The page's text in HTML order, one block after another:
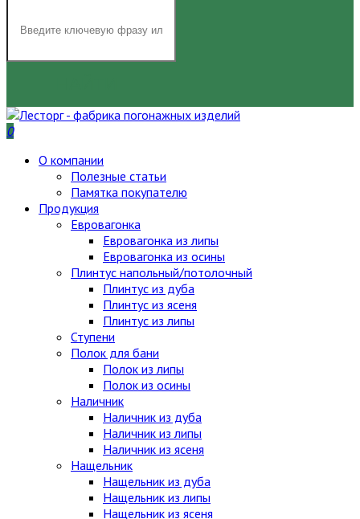
0
О компании
Полезные статьи
Памятка покупателю
Продукция
Евровагонка
Евровагонка из липы
Евровагонка из осины
Плинтус напольный/потолочный
Плинтус из дуба
Плинтус из ясеня
Плинтус из липы
Ступени
Полок для бани
Полок из липы
Полок из осины
Наличник
Наличник из дуба
Наличник из липы
Наличник из ясеня
Нащельник
Нащельник из дуба
Нащельник из липы
Нащельник из ясеня